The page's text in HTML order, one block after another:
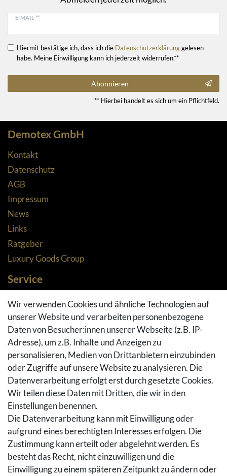
E-MAIL **
Hiermit bestätige ich, dass ich die Daten­schutz­erklärunggelesen
habe. Meine Einwilligung kann ich jederzeit widerrufen.**
Abonnieren
** Hierbei handelt es sich um ein Pflichtfeld.
Demotex GmbH
Kontakt
Datenschutz
AGB
Impressum
News
Links
Ratgeber
Luxury Goods Group
Service
Zahlungsarten
Versandarten & -kosten
Widerrufsrecht
Rückgaberecht
Vertrag widerrufen
Warenkorb
Hilfe
Social Media
Facebook
Instagram
Pinterest
Youtube
Wir verwenden Cookies und ähnliche Technologien auf
unserer Website und verarbeiten personenbezogene
Daten von Besucher:innen unserer Webseite (z.B. IP-
Adresse), um z.B. Inhalte und Anzeigen zu
personalisieren, Medien von Drittanbietern einzubinden
oder Zugriffe auf unsere Website zu analysieren. Die
Datenverarbeitung erfolgt erst durch gesetzte Cookies.
Wir teilen diese Daten mit Dritten, die wir in den
Einstellungen benennen.
Die Datenverarbeitung kann mit Einwilligung oder
aufgrund eines berechtigten Interesses erfolgen. Die
Zustimmung kann erteilt oder abgelehnt werden. Es
besteht das Recht, nicht einzuwilligen und die
Einwilligung zu einem späteren Zeitpunkt zu ändern oder